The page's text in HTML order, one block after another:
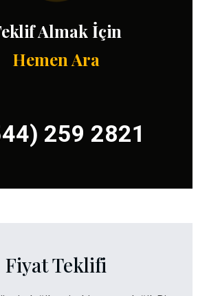
Almak İçin
Hemen Ara
259 2821
Fiyat Teklifi